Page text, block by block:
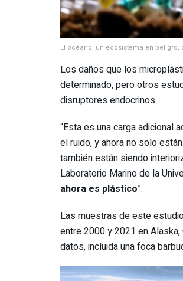
El océano, un ecosistema en
Los daños que los
determinado, pero otros
disruptores endocrinos.
“Esta es una carga adicional
el ruido, y ahora no solo
también están siendo
Laboratorio Marino de la
ahora es plástico”.
Las muestras de este
entre 2000 y 2021 en
datos, incluida una foca